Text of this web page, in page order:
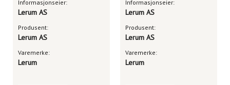
Informasjonseier:
Lerum AS
Produsent:
Lerum AS
Varemerke:
Lerum
Informasjonseier:
Lerum AS
Produsent:
Lerum AS
Varemerke:
Lerum